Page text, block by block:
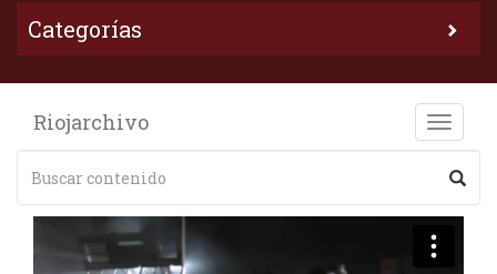
Categorías
Toggle
Riojarchivo